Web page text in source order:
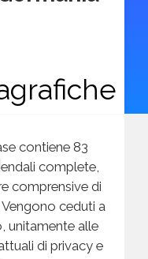
contiene 83
complete,
comprensive di
ceduti a
unitamente alle
di privacy e